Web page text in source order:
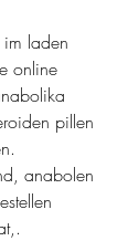
laden
online
pillen
anabolen